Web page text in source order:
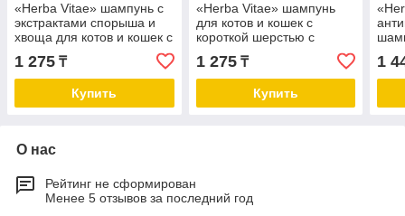
«Herba Vitae» шампунь с
экстрактами спорыша и
хвоща для котов и кошек с
длинной шерстью
1 275 ₸
Купить
«Herba Vitae» шампунь
для котов и кошек с
короткой шерстью с
экстрактами облепихи и
календулы.
1 275₸
Купить
250
1
О нас
Рейтинг не сформирован
Менее 5 отзывов за последний год